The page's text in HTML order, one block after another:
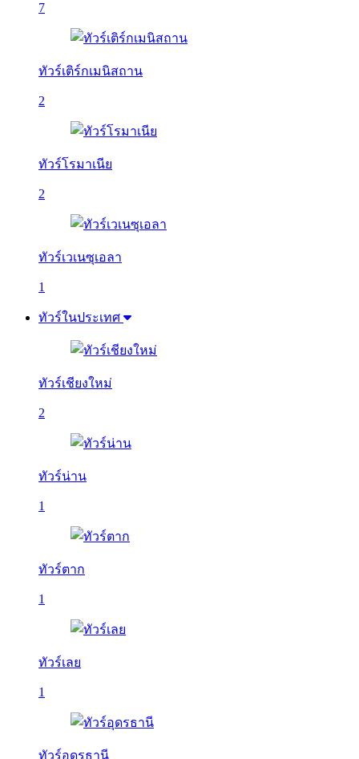
7
ทัวร์เติร์กเมนิสถาน
2
ทัวร์โรมาเนีย
2
ทัวร์เวเนซุเอลา
1
ทัวร์ในประเทศ
ทัวร์เชียงใหม่
2
ทัวร์น่าน
1
ทัวร์ตาก
1
ทัวร์เลย
1
ทัวร์อุดรธานี